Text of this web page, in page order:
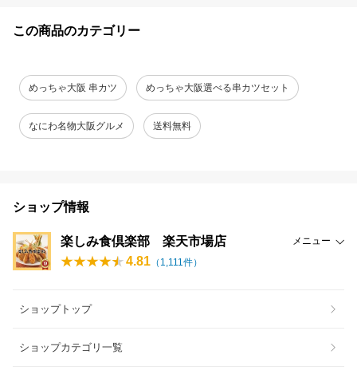
この商品のカテゴリー
めっちゃ大阪 串カツ めっちゃ大阪選べる串カツセット
なにわ名物大阪グルメ 送料無料
ショップ情報
楽しみ食倶楽部 楽天市場店 メニュー
4.81 （ 1,111件）
ショップトップ
ショップカテゴリ一覧